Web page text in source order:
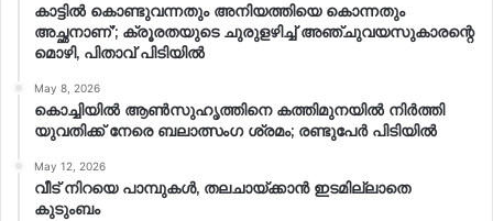
കാട്ടിൽ കൊണ്ടുവന്നതും അനിയത്തിയെ കൊന്നതും
അച്ഛനാണ്’; ക്രൂരതയുടെ ചുരുളഴിച്ച് അഞ്ചുവയസുകാരന്റെ
മൊഴി, പിതാവ് പിടിയിൽ
May 8, 2026
കൊച്ചിയിൽ ആൺസുഹൃത്തിനെ കത്തിമുനയിൽ നിർത്തി
യുവതിക്ക് നേരെ ബലാത്സംഗ​ ശ്രമം; രണ്ടുപേർ പിടിയിൽ
May 12, 2026
വീട് നിറയെ പാമ്പുകൾ, തലചായ്ക്കാൻ ഇടമില്ലാതെ
കുടുംബം